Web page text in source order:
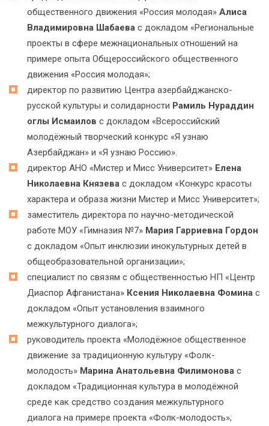
общественного движения «Россия молодая» Алиса
Владимировна Шабаева с докладом «Региональные
проекты в сфере межнациональных отношений на
примере опыта Общероссийского общественного
движения «Россия молодая»;
директор по развитию Центра азербайджанско-
русской культуры и солидарности Рамиль Нураддин
оглы Исмаилов с докладом «Всероссийский
молодёжный творческий конкурс «Я узнаю
Азербайджан» и «Я узнаю Россию».
директор АНО «Мистер и Мисс Университет» Елена
Николаевна Князева с докладом «Конкурс красоты
характера и образа жизни Мистер и Мисс Университет»;
заместитель директора по научно-методической
работе МОУ «Гимназия №7» Мария Гарриевна Гордон
с докладом «Опыт инклюзии инокультурных детей в
общеобразовательной организации»;
специалист по связям с общественностью НП «Центр
Диаспор Афганистана» Ксения Николаевна Фомина с
докладом «Опыт установления взаимного
межкультурного диалога»;
руководитель проекта «Молодёжное общественное
движение за традиционную культуру «Фолк-
молодость» Марина Анатольевна Филимонова с
докладом «Традиционная культура в молодёжной
среде как средство создания межкультурного
диалога на примере проекта «Фолк-молодость»;